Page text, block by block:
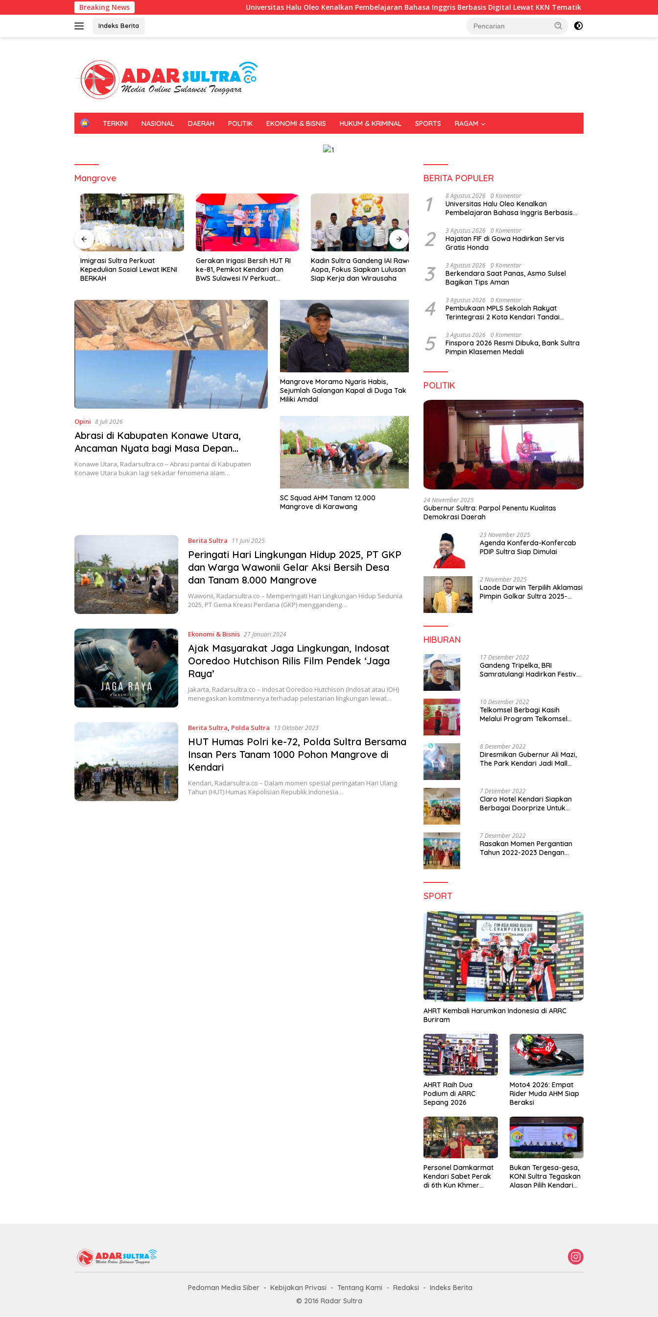
ke
Breaking News Universitas Halu Oleo Kenalkan Pembelajaran Bahasa Inggris Berbasis Digital Lewat KKN Tematik di Desa Alebo
Indeks Berita
H
TERKINI NASIONAL DAERAH POLITIK EKONOMI & BISNIS HUKUM & KRIMINAL SPORTS RAGAM
Mangrove
Imigrasi Sultra Perkuat
Kepedulian Sosial Lewat IKENI
BERKAH
Gerakan Irigasi Bersih HUT RI
ke-81, Pemkot Kendari dan
BWS Sulawesi IV Perkuat
Kadin Sultra Gandeng IAI Rawa
Aopa, Fokus Siapkan Lulusan
Siap Kerja dan Wirausaha
Festival Kuliner Sultra Maimo
2026
Layanan Imigrasi Terintegrasi
Opini 8 Juli 2026
Abrasi di Kabupaten Konawe Utara,
Ancaman Nyata bagi Masa Depan
Wilayah Pesisir
Konawe Utara, Radarsultra.co – Abrasi pantai di Kabupaten
Konawe Utara bukan lagi sekadar fenomena alam…
Mangrove Moramo Nyaris Habis,
Sejumlah Galangan Kapal di Duga Tak
Miliki Amdal
SC Squad AHM Tanam 12.000
Mangrove di Karawang
Berita Sultra 11 Juni 2025
Peringati Hari Lingkungan Hidup 2025, PT GKP
dan Warga Wawonii Gelar Aksi Bersih Desa
dan Tanam 8.000 Mangrove
Wawonii, Radarsultra.co – Memperingati Hari Lingkungan Hidup Sedunia
2025, PT Gema Kreasi Perdana (GKP) menggandeng…
Ekonomi & Bisnis 27 Januari 2024
Ajak Masyarakat Jaga Lingkungan, Indosat
Ooredoo Hutchison Rilis Film Pendek ‘Jaga
Raya’
Jakarta, Radarsultra.co – Indosat Ooredoo Hutchison (Indosat atau IOH)
menegaskan komitmennya terhadap pelestarian lingkungan lewat…
Berita Sultra, Polda Sultra 13 Oktober 2023
HUT Humas Polri ke-72, Polda Sultra Bersama
Insan Pers Tanam 1000 Pohon Mangrove di
Kendari
Kendari, Radarsultra.co – Dalam momen spesial peringatan Hari Ulang
Tahun (HUT) Humas Kepolisian Republik Indonesia…
BERITA POPULER
1 8 Agustus 2026 0 Komentar
Universitas Halu Oleo Kenalkan
Pembelajaran Bahasa Inggris Berbasis
2 3 Agustus 2026 0 Komentar
Hajatan FIF di Gowa Hadirkan Servis
Gratis Honda
3 3 Agustus 2026 0 Komentar
Berkendara Saat Panas, Asmo Sulsel
Bagikan Tips Aman
4 3 Agustus 2026 0 Komentar
Pembukaan MPLS Sekolah Rakyat
Terintegrasi 2 Kota Kendari Tandai
5 3 Agustus 2026 0 Komentar
Finspora 2026 Resmi Dibuka, Bank Sultra
Pimpin Klasemen Medali
POLITIK
24 November 2025
Gubernur Sultra: Parpol Penentu Kualitas
Demokrasi Daerah
23 November 2025
Agenda Konferda-Konfercab
PDIP Sultra Siap Dimulai
2 November 2025
Laode Darwin Terpilih Aklamasi
Pimpin Golkar Sultra 2025-
HIBURAN
17 Desember 2022
Gandeng Tripelka, BRI
Samratulangi Hadirkan Festival
10 Desember 2022
Telkomsel Berbagi Kasih
Melalui Program Telkomsel
8 Desember 2022
Diresmikan Gubernur Ali Mazi,
The Park Kendari Jadi Mall
7 Desember 2022
Claro Hotel Kendari Siapkan
Berbagai Doorprize Untuk
7 Desember 2022
Rasakan Momen Pergantian
Tahun 2022-2023 Dengan
SPORT
AHRT Kembali Harumkan Indonesia di ARRC
Buriram
AHRT Raih Dua
Podium di ARRC
Sepang 2026
Moto4 2026: Empat
Rider Muda AHM Siap
Beraksi
Personel Damkarmat
Kendari Sabet Perak
di 6th Kun Khmer
Bukan Tergesa-gesa,
KONI Sultra Tegaskan
Alasan Pilih Kendari
Pedoman Media Siber Kebijakan Privasi Tentang Kami Redaksi
Indeks Berita
© 2016 Radar Sultra